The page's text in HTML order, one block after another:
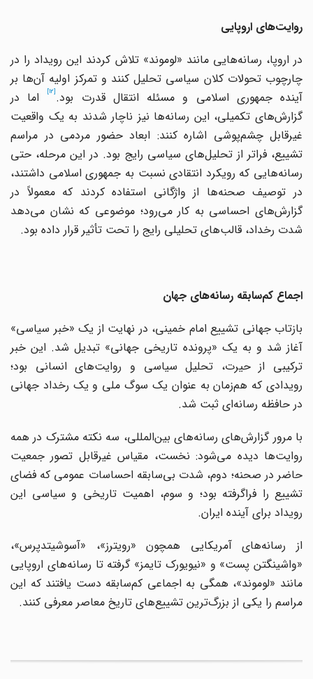
روایت‌های اروپایی
در اروپا، رسانه‌هایی مانند «لوموند» تلاش کردند این رویداد را در
چارچوب تحولات کلان سیاسی تحلیل کنند و تمرکز اولیه آن‌ها بر
آینده جمهوری اسلامی و مسئله انتقال قدرت بود. اما در
گزارش‌های تکمیلی، این رسانه‌ها نیز ناچار شدند به یک واقعیت
غیرقابل چشم‌پوشی اشاره کنند: ابعاد حضور مردمی در مراسم
تشییع، فراتر از تحلیل‌های سیاسی رایج بود. در این مرحله، حتی
رسانه‌هایی که رویکرد انتقادی نسبت به جمهوری اسلامی داشتند،
در توصیف صحنه‌ها از واژگانی استفاده کردند که معمولاً در
گزارش‌های احساسی به کار می‌رود؛ موضوعی که نشان می‌دهد
شدت رخداد، قالب‌های تحلیلی رایج را تحت تأثیر قرار داده بود.
اجماع کم‌سابقه رسانه‌های جهان
بازتاب جهانی تشییع امام خمینی، در نهایت از یک «خبر سیاسی»
آغاز شد و به یک «پرونده تاریخی جهانی» تبدیل شد. این خبر
ترکیبی از حیرت، تحلیل سیاسی و روایت‌های انسانی بود؛
رویدادی که هم‌زمان به عنوان یک سوگ ملی و یک رخداد جهانی
در حافظه رسانه‌ای ثبت شد.
با مرور گزارش‌های رسانه‌های بین‌المللی، سه نکته مشترک در همه
روایت‌ها دیده می‌شود: نخست، مقیاس غیرقابل تصور جمعیت
حاضر در صحنه؛ دوم، شدت بی‌سابقه احساسات عمومی که فضای
تشییع را فراگرفته بود؛ و سوم، اهمیت تاریخی و سیاسی این
رویداد برای آینده ایران.
از رسانه‌های آمریکایی همچون «رویترز»، «آسوشیتدپرس»،
«واشینگتن پست» و «نیویورک تایمز» گرفته تا رسانه‌های اروپایی
مانند «لوموند»، همگی به اجماعی کم‌سابقه دست یافتند که این
مراسم را یکی از بزرگ‌ترین تشییع‌های تاریخ معاصر معرفی کنند.